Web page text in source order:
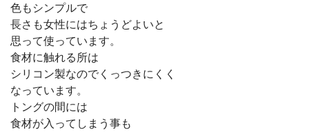
色もシンプルで
長さも女性にはちょうどよいと
思って使っています。
食材に触れる所は
シリコン製なのでくっつきにくく
なっています。
トングの間には
食材が入ってしまう事も